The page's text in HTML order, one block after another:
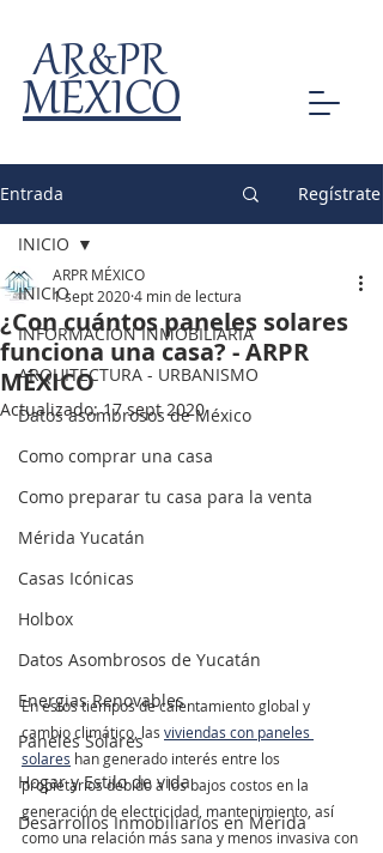
MÉXICO
AR&PR
Entrada Regístrate
INICIO
INFORMACIÓN INMOBILIARIA
ARQUITECTURA - URBANISMO
Datos asombrosos de México
Como comprar una casa
Como preparar tu casa para la venta
Mérida Yucatán
Casas Icónicas
Holbox
Datos Asombrosos de Yucatán
Energias Renovables
Paneles Solares
Hogar y Estilo de vida
Desarrollos Inmobiliarios en Mérida
INICIO
¿Con cuántos paneles solares
funciona una casa? - ARPR
MÉXICO
ARPR MÉXICO
1 sept 20204 min de lectura
Actualizado:17 sept 2020
En estos tiempos de calentamiento global y
cambio climático, las viviendas con paneles
solares han generado interés entre los
propietarios debido a los bajos costos en la
generación de electricidad, mantenimiento, así
como una relación más sana y menos invasiva con